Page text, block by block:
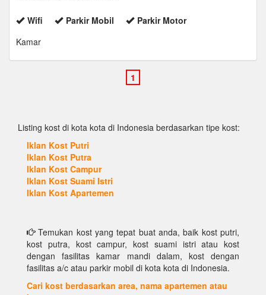
Wifi Parkir Mobil
Parkir Motor
Kamar
Listing kost di kota kota di Indonesia berdasarkan tipe kost:
Iklan Kost Putri
Iklan Kost Putra
Iklan Kost Campur
Iklan Kost Suami Istri
Iklan Kost Apartemen
Temukan kost yang tepat buat anda, baik kost putri,
kost putra, kost campur, kost suami istri atau kost
dengan fasilitas kamar mandi dalam, kost dengan
fasilitas a/c atau parkir mobil di kota kota di Indonesia.
Cari kost berdasarkan area, nama apartemen atau